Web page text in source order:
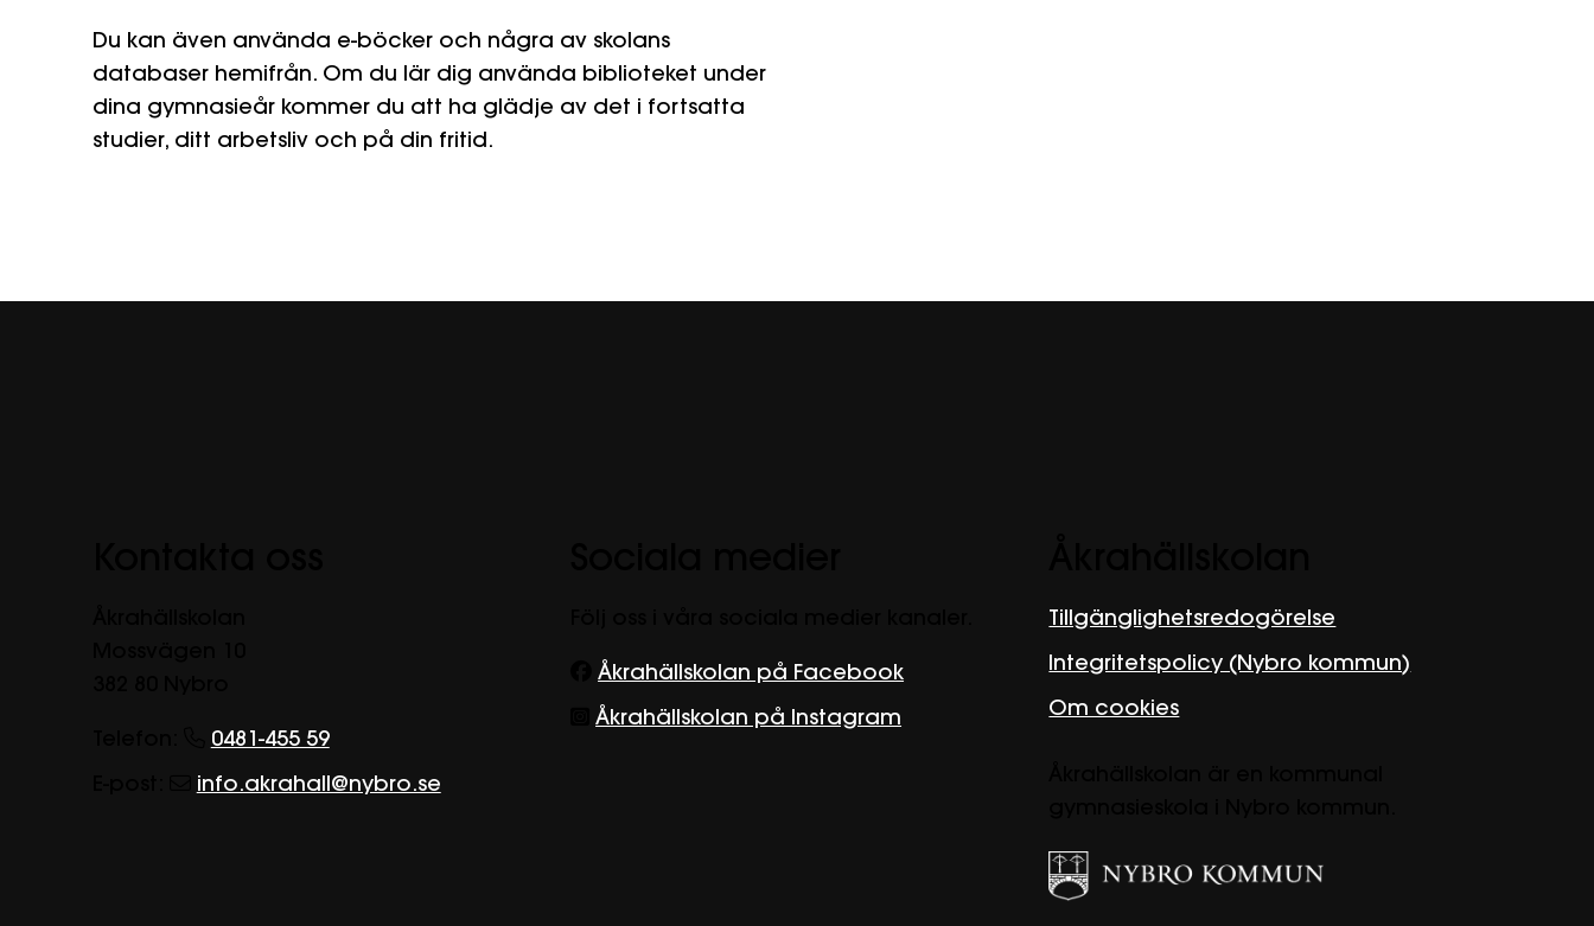
Du kan även använda e-böcker och några av skolans
databaser hemifrån. Om du lär dig använda biblioteket under
dina gymnasieår kommer du att ha glädje av det i fortsatta
studier, ditt arbetsliv och på din fritid.
0481-455 59
info.akrahall@nybro.se
Åkrahällskolan på Facebook
Åkrahällskolan på Instagram
Tillgänglighetsredogörelse
Integritetspolicy (Nybro kommun)
Om cookies